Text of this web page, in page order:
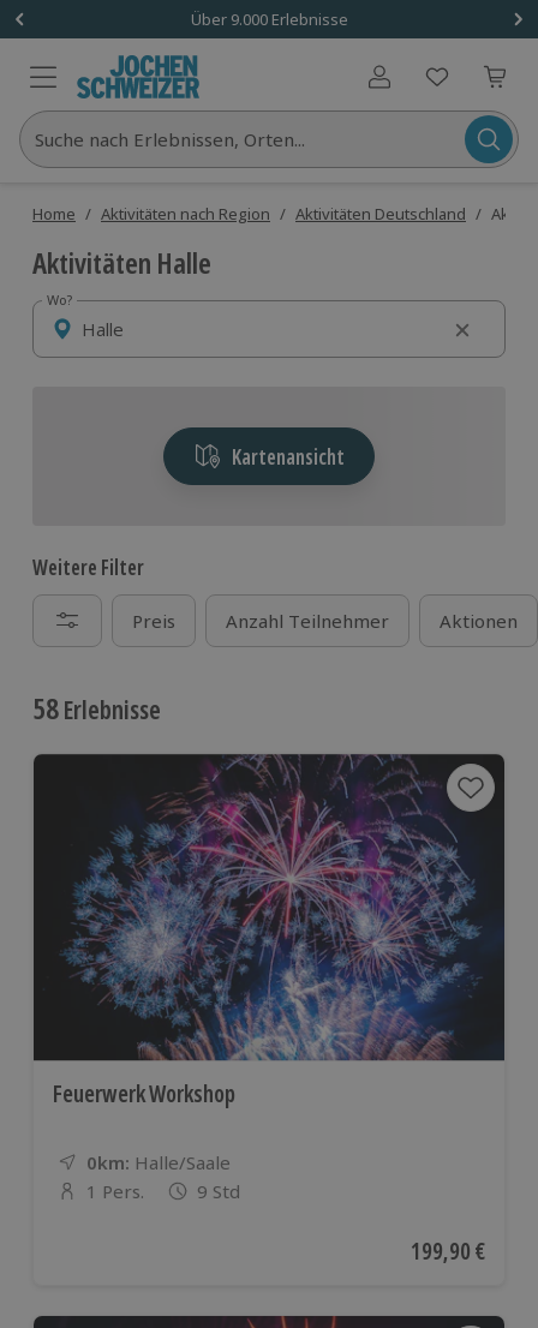
Über 9.000 Erlebnisse
Benutzerkonto
Suche nach Erlebnissen, Orten...
Home / Aktivitäten nach Region / Aktivitäten Deutschland /
Aktivitäten Halle
Wo?
Wo?
Kartenansicht
Weitere Filter
Preis Anzahl Teilnehmer Aktionen
58Erlebnisse
Feuerwerk Workshop
0km: Entfernung
Standort
Halle/Saale
Anzahl der Teilnehmer
1 Pers. 9 Std
Aktueller Preis
199,90 €